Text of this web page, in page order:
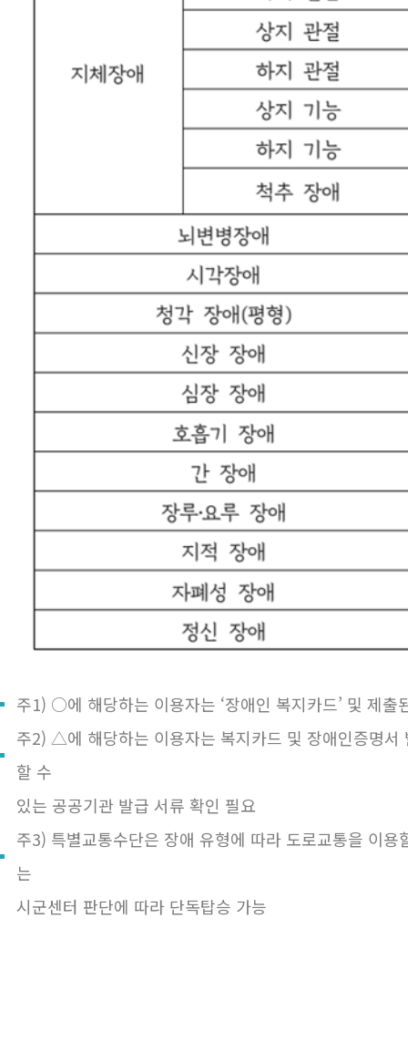
주1) ○에 해당하는 이용자는 ‘장애인 복지카드’ 및 제
주2) △에 해당하는 이용자는 복지카드 및 장애인증명서
할 수
있는 공공기관 발급 서류 확인 필요
주3) 특별교통수단은 장애 유형에 따라 도로교통을 이
는
시군센터 판단에 따라 단독탑승 가능